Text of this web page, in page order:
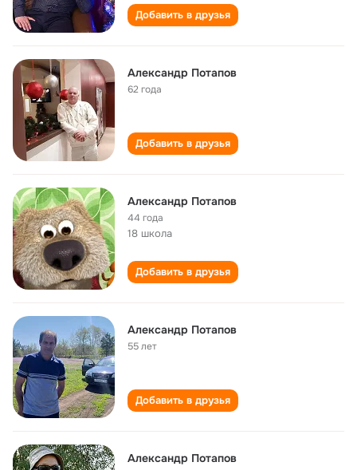
Добавить в друзья
Александр Потапов
62 года
Добавить в друзья
Александр Потапов
44 года
18 школа
Добавить в друзья
Александр Потапов
55 лет
Добавить в друзья
Александр Потапов